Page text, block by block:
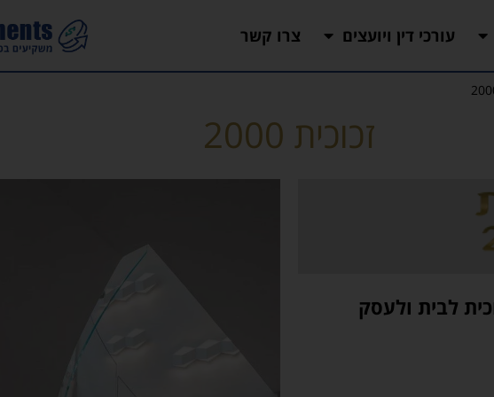
עורכי דין ויועצים צרו קשר
זכוכית 2000